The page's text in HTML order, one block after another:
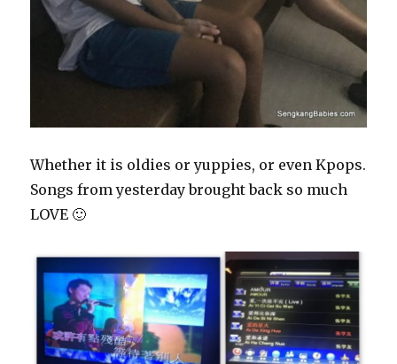
Whether it is oldies or yuppies, or even Kpops.
Songs from yesterday brought back so much
LOVE 🙂